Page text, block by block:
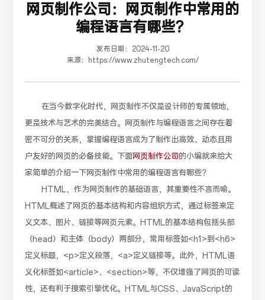
网页制作公司：网页制作中常用的
编程语言有哪些？
发布日期：
2024-11-20
来源：
https://www.zhutengtech.com/
在当今数字化时代，网页制作不仅是设计师的专属领地，
更是技术与艺术的完美结合。网页制作与编程语言之间存在着
密不可分的关系，掌握编程语言成为了制作出高效、动态且用
户友好的网页的必备技能。下面网页制作公司的小编就来给大
家简单的介绍一下网页制作中常用的编程语言有哪些？
HTML，作为网页制作的基础语言，其重要性不言而喻。
HTML概述了网页的基本结构和内容组织方式，通过标签来定
义文本、图片、链接等网页元素。HTML的基本结构包括头部
（head）和主体（body）两部分，常用标签如<h1>到<h6>
定义标题，<p>定义段落，<a>定义链接等。此外，HTML语
义化标签如<article>、<section>等，不仅增强了网页的可读
性，还有利于搜索引擎优化。HTML与CSS、JavaScript的